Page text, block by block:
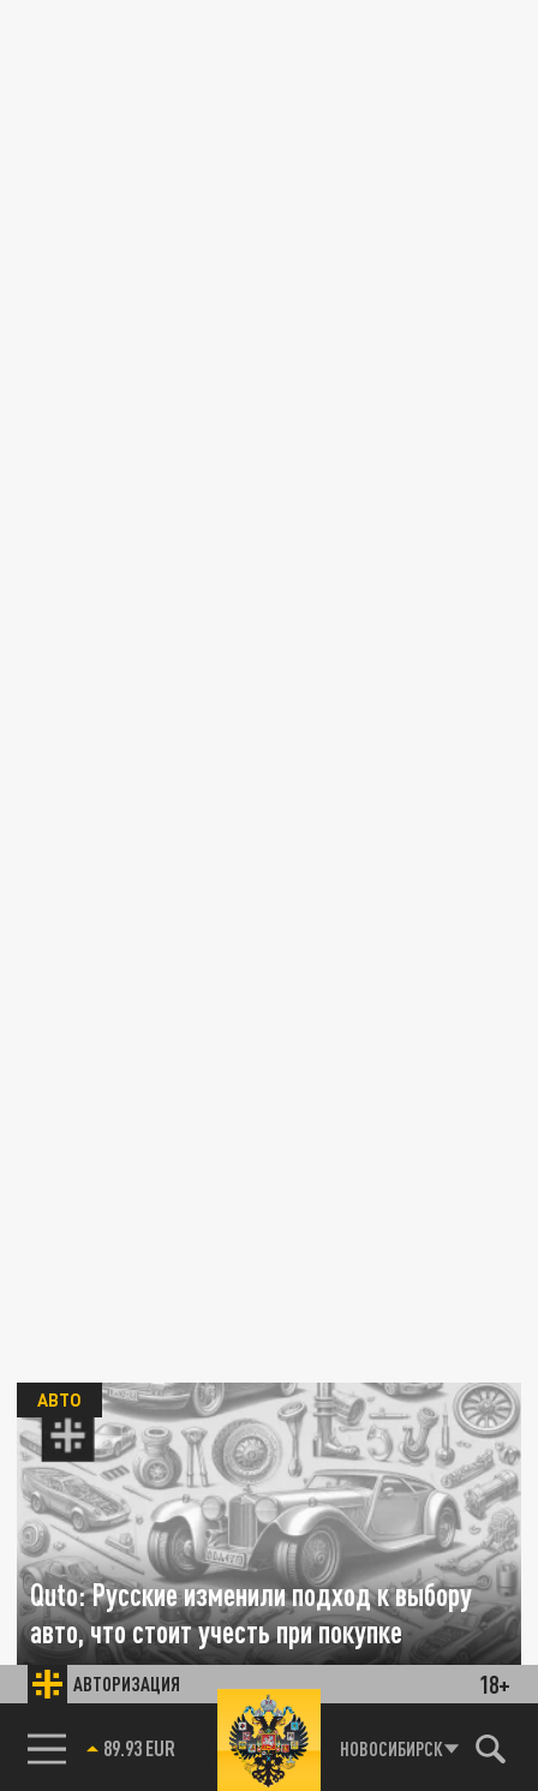
АВТОРИЗАЦИЯ 18+
85.64 BRENT НОВОСИБИРСК
Quto: Русские изменили подход к выбору
авто, что стоит учесть при покупке
АВТО
12 АПРЕЛЯ 14:18
Только 59% покупателей теперь изучают
отзывы владельцев, тогда как 46%
сомневаются в честном соотношении